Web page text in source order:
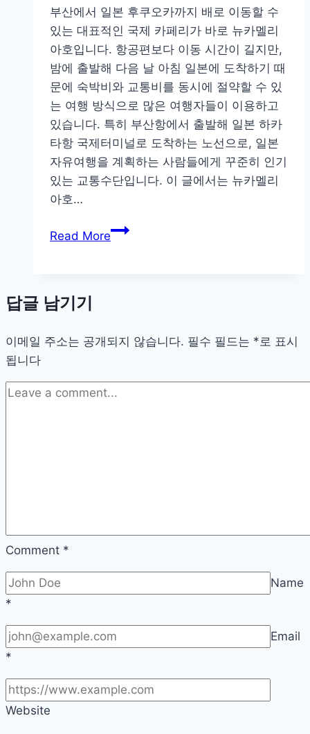
글
판
다
운
로
드
부산에서 일본 후쿠오카까지 배로 이동할 수
있는 대표적인 국제 카페리가 바로 뉴카멜리
아호입니다. 항공편보다 이동 시간이 길지만,
밤에 출발해 다음 날 아침 일본에 도착하기 때
문에 숙박비와 교통비를 동시에 절약할 수 있
는 여행 방식으로 많은 여행자들이 이용하고
있습니다. 특히 부산항에서 출발해 일본 하카
타항 국제터미널로 도착하는 노선으로, 일본
자유여행을 계획하는 사람들에게 꾸준히 인기
있는 교통수단입니다. 이 글에서는 뉴카멜리
아호…
Read More뉴
예
사
이
기
일
현
장
답글 남기기
이메일 주소는 공개되지 않습니다. 필수 필드는 * 로 표시
됩니다
Comment *
Name
*
Email
*
Website